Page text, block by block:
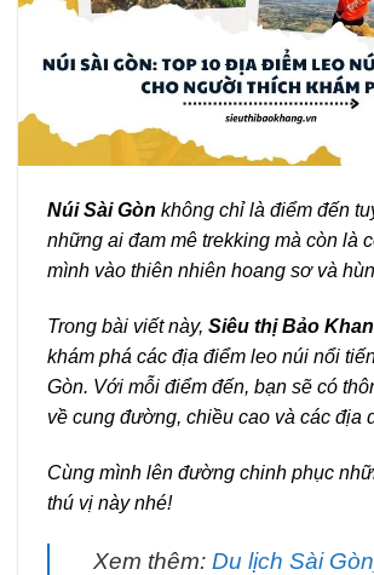
Núi Sài Gòn không chỉ là điểm đến
những ai đam mê trekking mà còn là
mình vào thiên nhiên hoang sơ và
Trong bài viết này, Siêu thị Bảo
khám phá các địa điểm leo núi nổi
Gòn. Với mỗi điểm đến, bạn sẽ có
về cung đường, chiều cao và các địa
Cùng mình lên đường chinh phục
thú vị này nhé!
Xem thêm: Du lịch Sài